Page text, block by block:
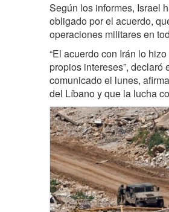
Según los informes, Israel
obligado por el acuerdo,
operaciones militares en
“El acuerdo con Irán lo
propios intereses”,
comunicado el lunes,
del Líbano y que la lucha